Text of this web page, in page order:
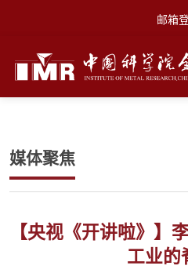
邮箱
媒体聚焦
【央视《开讲啦》
工业的